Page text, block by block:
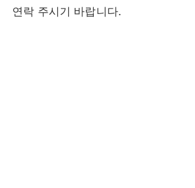
연락 주시기 바랍니다.